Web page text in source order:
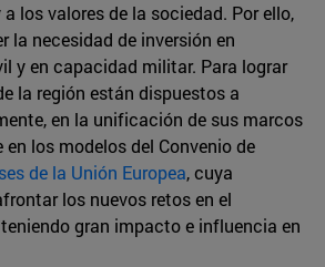
los valores de la sociedad. Por ello,
la necesidad de inversión en
y en capacidad militar. Para lograr
la región están dispuestos a
en la unificación de sus marcos
en los modelos del Convenio de
de la Unión Europea, cuya
los nuevos retos en el
gran impacto e influencia en